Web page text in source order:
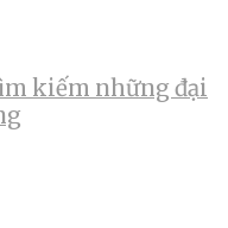
kiếm những đại